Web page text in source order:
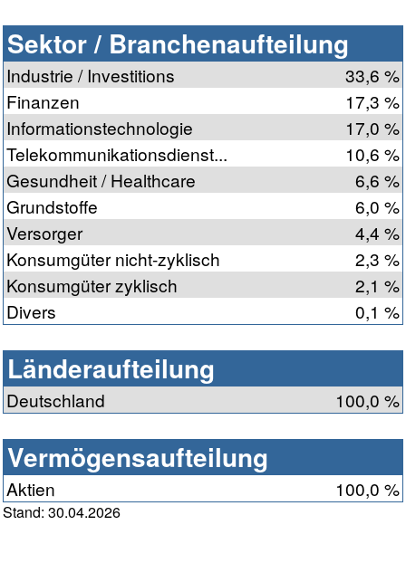
Sektor / Branchenaufteilung
Industrie / Investitions
33,6 %
Finanzen
17,3 %
Informationstechnologie
17,0 %
Telekommunikationsdienst...
10,6 %
Gesundheit / Healthcare
6,6 %
Grundstoffe
6,0 %
Versorger
4,4 %
Konsumgüter nicht-zyklisch
2,3 %
Konsumgüter zyklisch
2,1 %
Divers
0,1 %
Länderaufteilung
Deutschland 100,0 %
Vermögensaufteilung
Aktien 100,0 %
Stand: 30.04.2026